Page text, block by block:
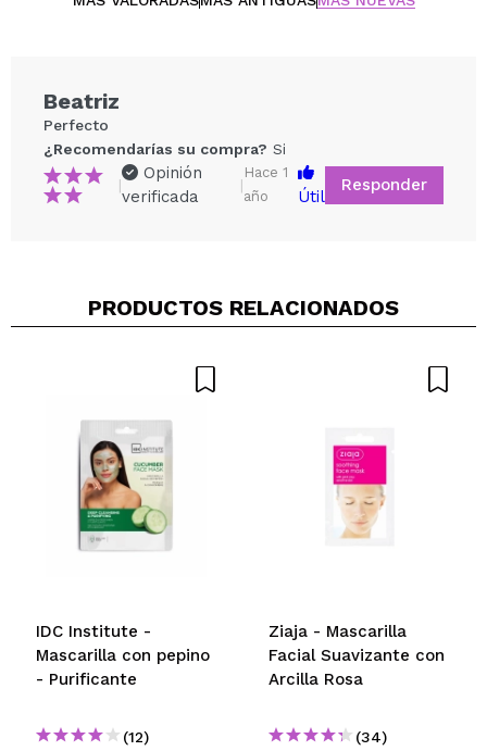
Compartir un vídeo o una foto
Tu vídeo podría ser el primero. Imagínatelo...
¿Recomendarías su compra?
Beatriz
Perfecto
¿Recomendarías su compra? Si
|
Opinión
verificada
|
Hace 1
año
Útil
Responder
PRODUCTOS RELACIONADOS
IDC Institute -
Mascarilla con pepino
- Purificante
(12)
Ziaja - Mascarilla
Facial Suavizante con
Arcilla Rosa
(34)